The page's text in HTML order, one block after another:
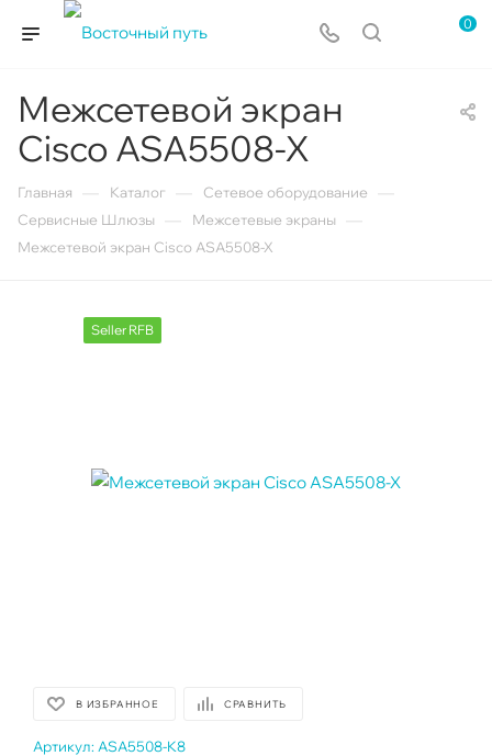
0
Межсетевой экран
Cisco ASA5508-X
Главная Каталог Сетевое оборудование
Сервисные Шлюзы Межсетевые экраны
Межсетевой экран Cisco ASA5508-X
Seller RFB
В ИЗБРАННОЕ СРАВНИТЬ
Артикул: ASA5508-K8